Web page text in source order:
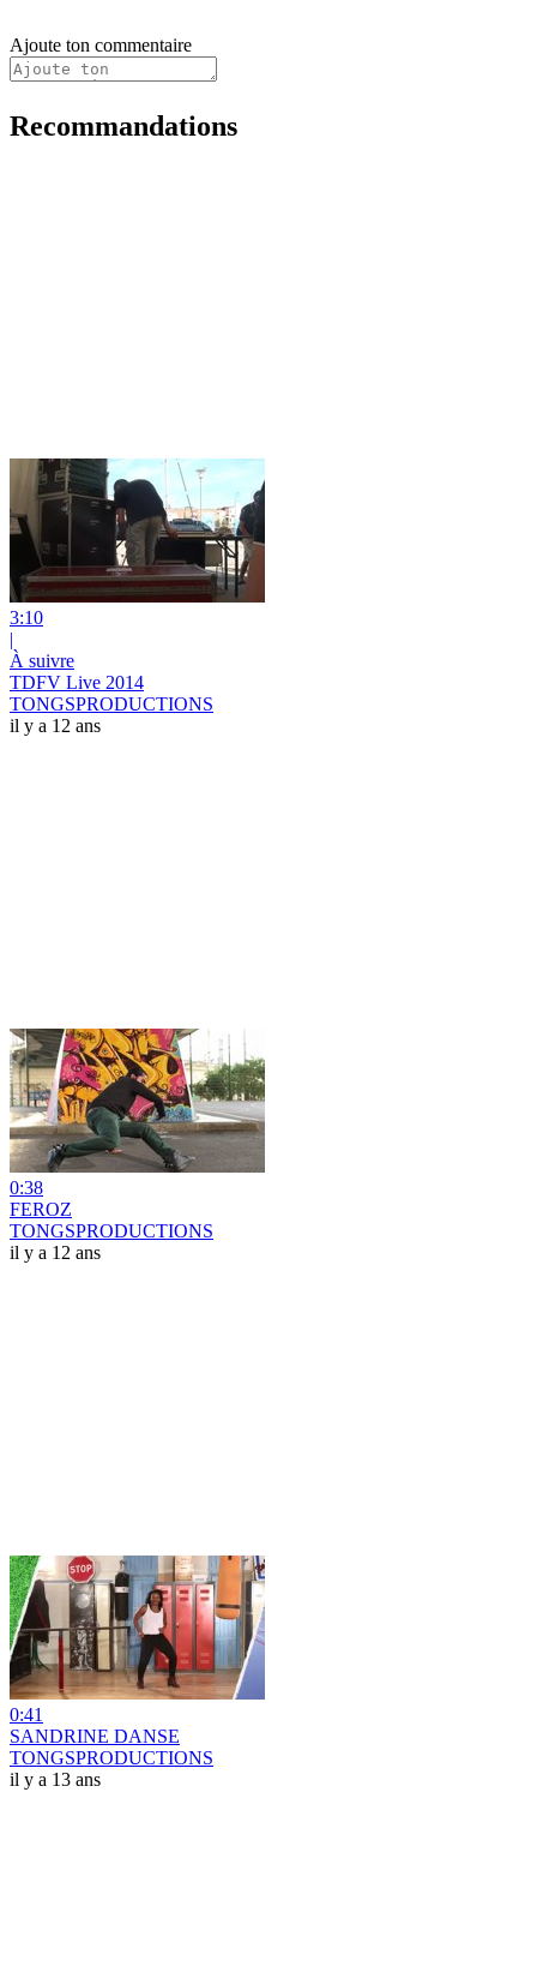
Ajoute ton commentaire
Recommandations
3:10
|
À suivre
TDFV Live 2014
TONGSPRODUCTIONS
il y a 12 ans
0:38
FEROZ
TONGSPRODUCTIONS
il y a 12 ans
0:41
SANDRINE DANSE
TONGSPRODUCTIONS
il y a 13 ans